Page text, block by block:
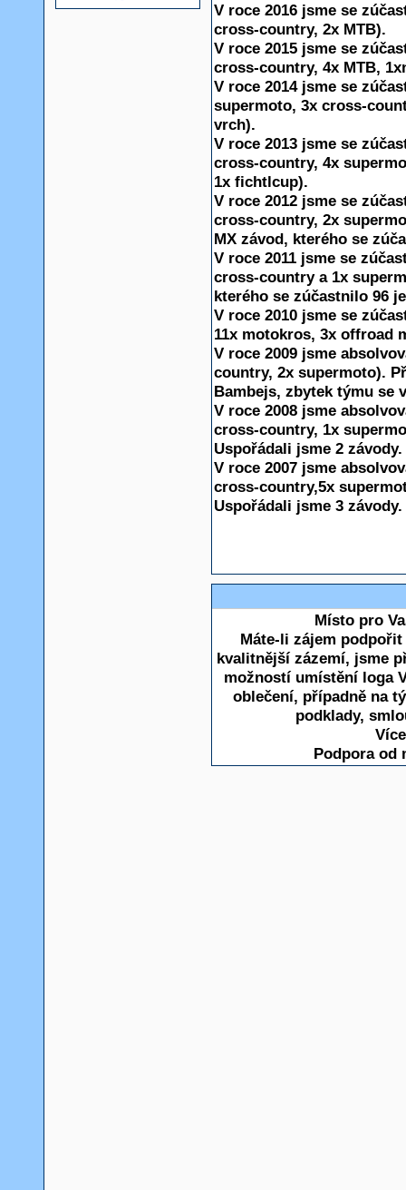
V roce 2016 jsme se
cross-country, 2x MTB).
V roce 2015 jsme se
cross-country, 4x MTB,
V roce 2014 jsme se
supermoto, 3x cross-
vrch).
V roce 2013 jsme se
cross-country, 4x
1x fichtlcup).
V roce 2012 jsme se
cross-country, 2x
MX závod, kterého se
V roce 2011 jsme se
cross-country a 1x
kterého se zúčastnilo 96
V roce 2010 jsme se
11x motokros, 3x offroad
V roce 2009 jsme
country, 2x supermoto).
Bambejs, zbytek týmu se
V roce 2008 jsme
cross-country, 1x
Uspořádali jsme 2 závody.
V roce 2007 jsme
cross-country,5x
Uspořádali jsme 3 závody.
Místo pro
Máte-li zájem
kvalitnější zázemí, jsme
možností umístění loga
oblečení, případně na
podklady,
Podpora od